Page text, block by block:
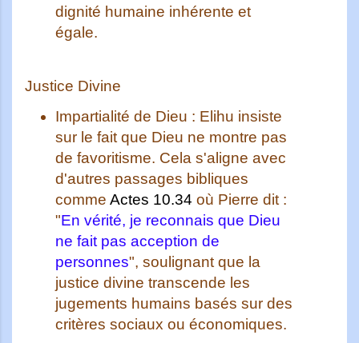
dignité humaine inhérente et
égale.
Justice Divine
Impartialité de Dieu : Elihu insiste
sur le fait que Dieu ne montre pas
de favoritisme. Cela s'aligne avec
d'autres passages bibliques
comme Actes 10.34 où Pierre dit :
"En vérité, je reconnais que Dieu
ne fait pas acception de
personnes", soulignant que la
justice divine transcende les
jugements humains basés sur des
critères sociaux ou économiques.